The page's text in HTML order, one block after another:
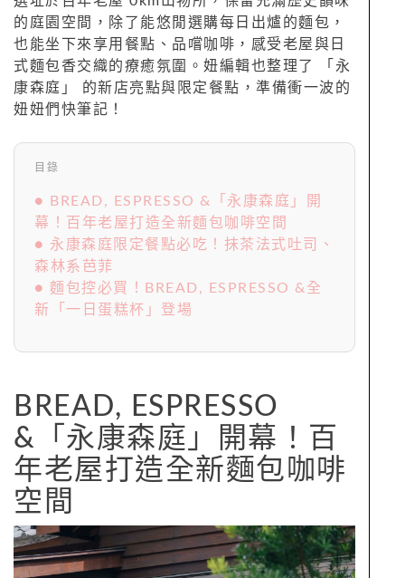
的庭園空間，除了能悠閒選購每日出爐的麵包，
也能坐下來享用餐點、品嚐咖啡，感受老屋與日
式麵包香交織的療癒氛圍。妞編輯也整理了 「永
康森庭」 的新店亮點與限定餐點，準備衝一波的
妞妞們快筆記！
目錄
● BREAD, ESPRESSO &「永康森庭」開
幕！百年老屋打造全新麵包咖啡空間
● 永康森庭限定餐點必吃！抹茶法式吐司、
森林系芭菲
● 麵包控必買！BREAD, ESPRESSO &全
新「一日蛋糕杯」登場
BREAD, ESPRESSO
&「永康森庭」開幕！百
年老屋打造全新麵包咖啡
空間